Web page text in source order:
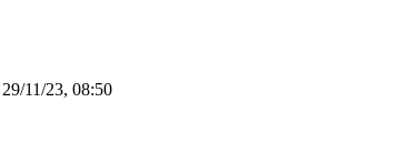
29/11/23, 08:50